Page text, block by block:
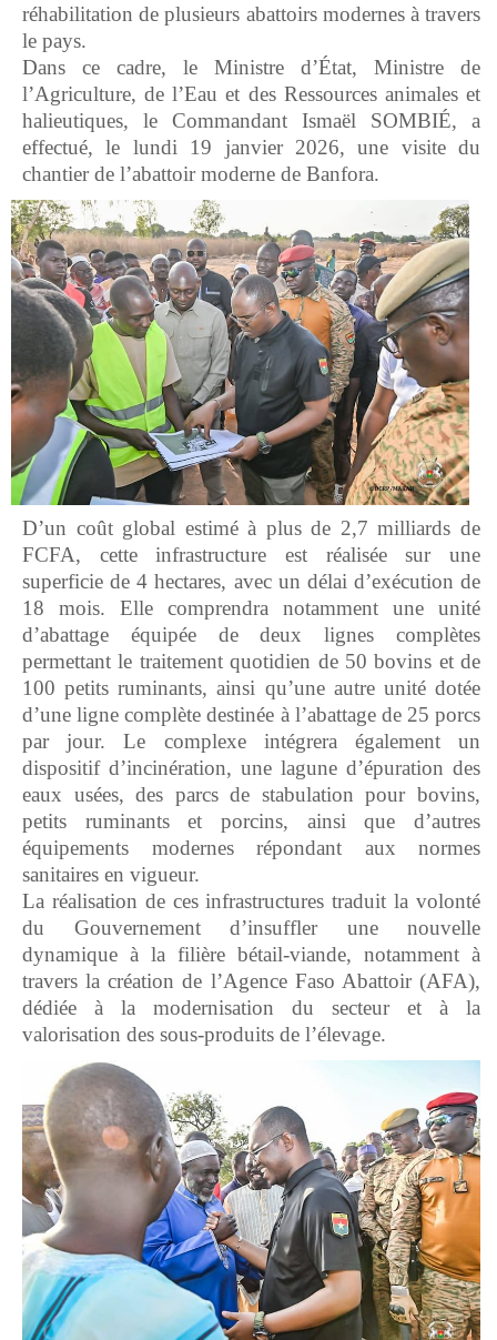
réhabilitation de plusieurs abattoirs modernes à travers
le pays.
Dans ce cadre, le Ministre d’État, Ministre de
l’Agriculture, de l’Eau et des Ressources animales et
halieutiques, le Commandant Ismaël SOMBIÉ, a
effectué, le lundi 19 janvier 2026, une visite du
chantier de l’abattoir moderne de Banfora.
D’un coût global estimé à plus de 2,7 milliards de
FCFA, cette infrastructure est réalisée sur une
superficie de 4 hectares, avec un délai d’exécution de
18 mois. Elle comprendra notamment une unité
d’abattage équipée de deux lignes complètes
permettant le traitement quotidien de 50 bovins et de
100 petits ruminants, ainsi qu’une autre unité dotée
d’une ligne complète destinée à l’abattage de 25 porcs
par jour. Le complexe intégrera également un
dispositif d’incinération, une lagune d’épuration des
eaux usées, des parcs de stabulation pour bovins,
petits ruminants et porcins, ainsi que d’autres
équipements modernes répondant aux normes
sanitaires en vigueur.
La réalisation de ces infrastructures traduit la volonté
du Gouvernement d’insuffler une nouvelle
dynamique à la filière bétail-viande, notamment à
travers la création de l’Agence Faso Abattoir (AFA),
dédiée à la modernisation du secteur et à la
valorisation des sous-produits de l’élevage.